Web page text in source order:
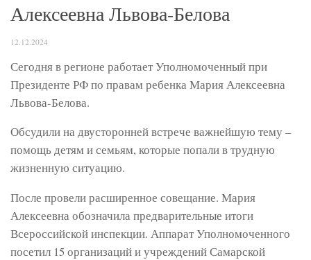
Алексеевна Львова-Белова
12.12.2024
Сегодня в регионе работает Уполномоченный при
Президенте РФ по правам ребенка Мария Алексеевна
Львова-Белова.
Обсудили на двусторонней встрече важнейшую тему –
помощь детям и семьям, которые попали в трудную
жизненную ситуацию.
После провели расширенное совещание. Мария
Алексеевна обозначила предварительные итоги
Всероссийской инспекции. Аппарат Уполномоченного
посетил 15 организаций и учреждений Самарской